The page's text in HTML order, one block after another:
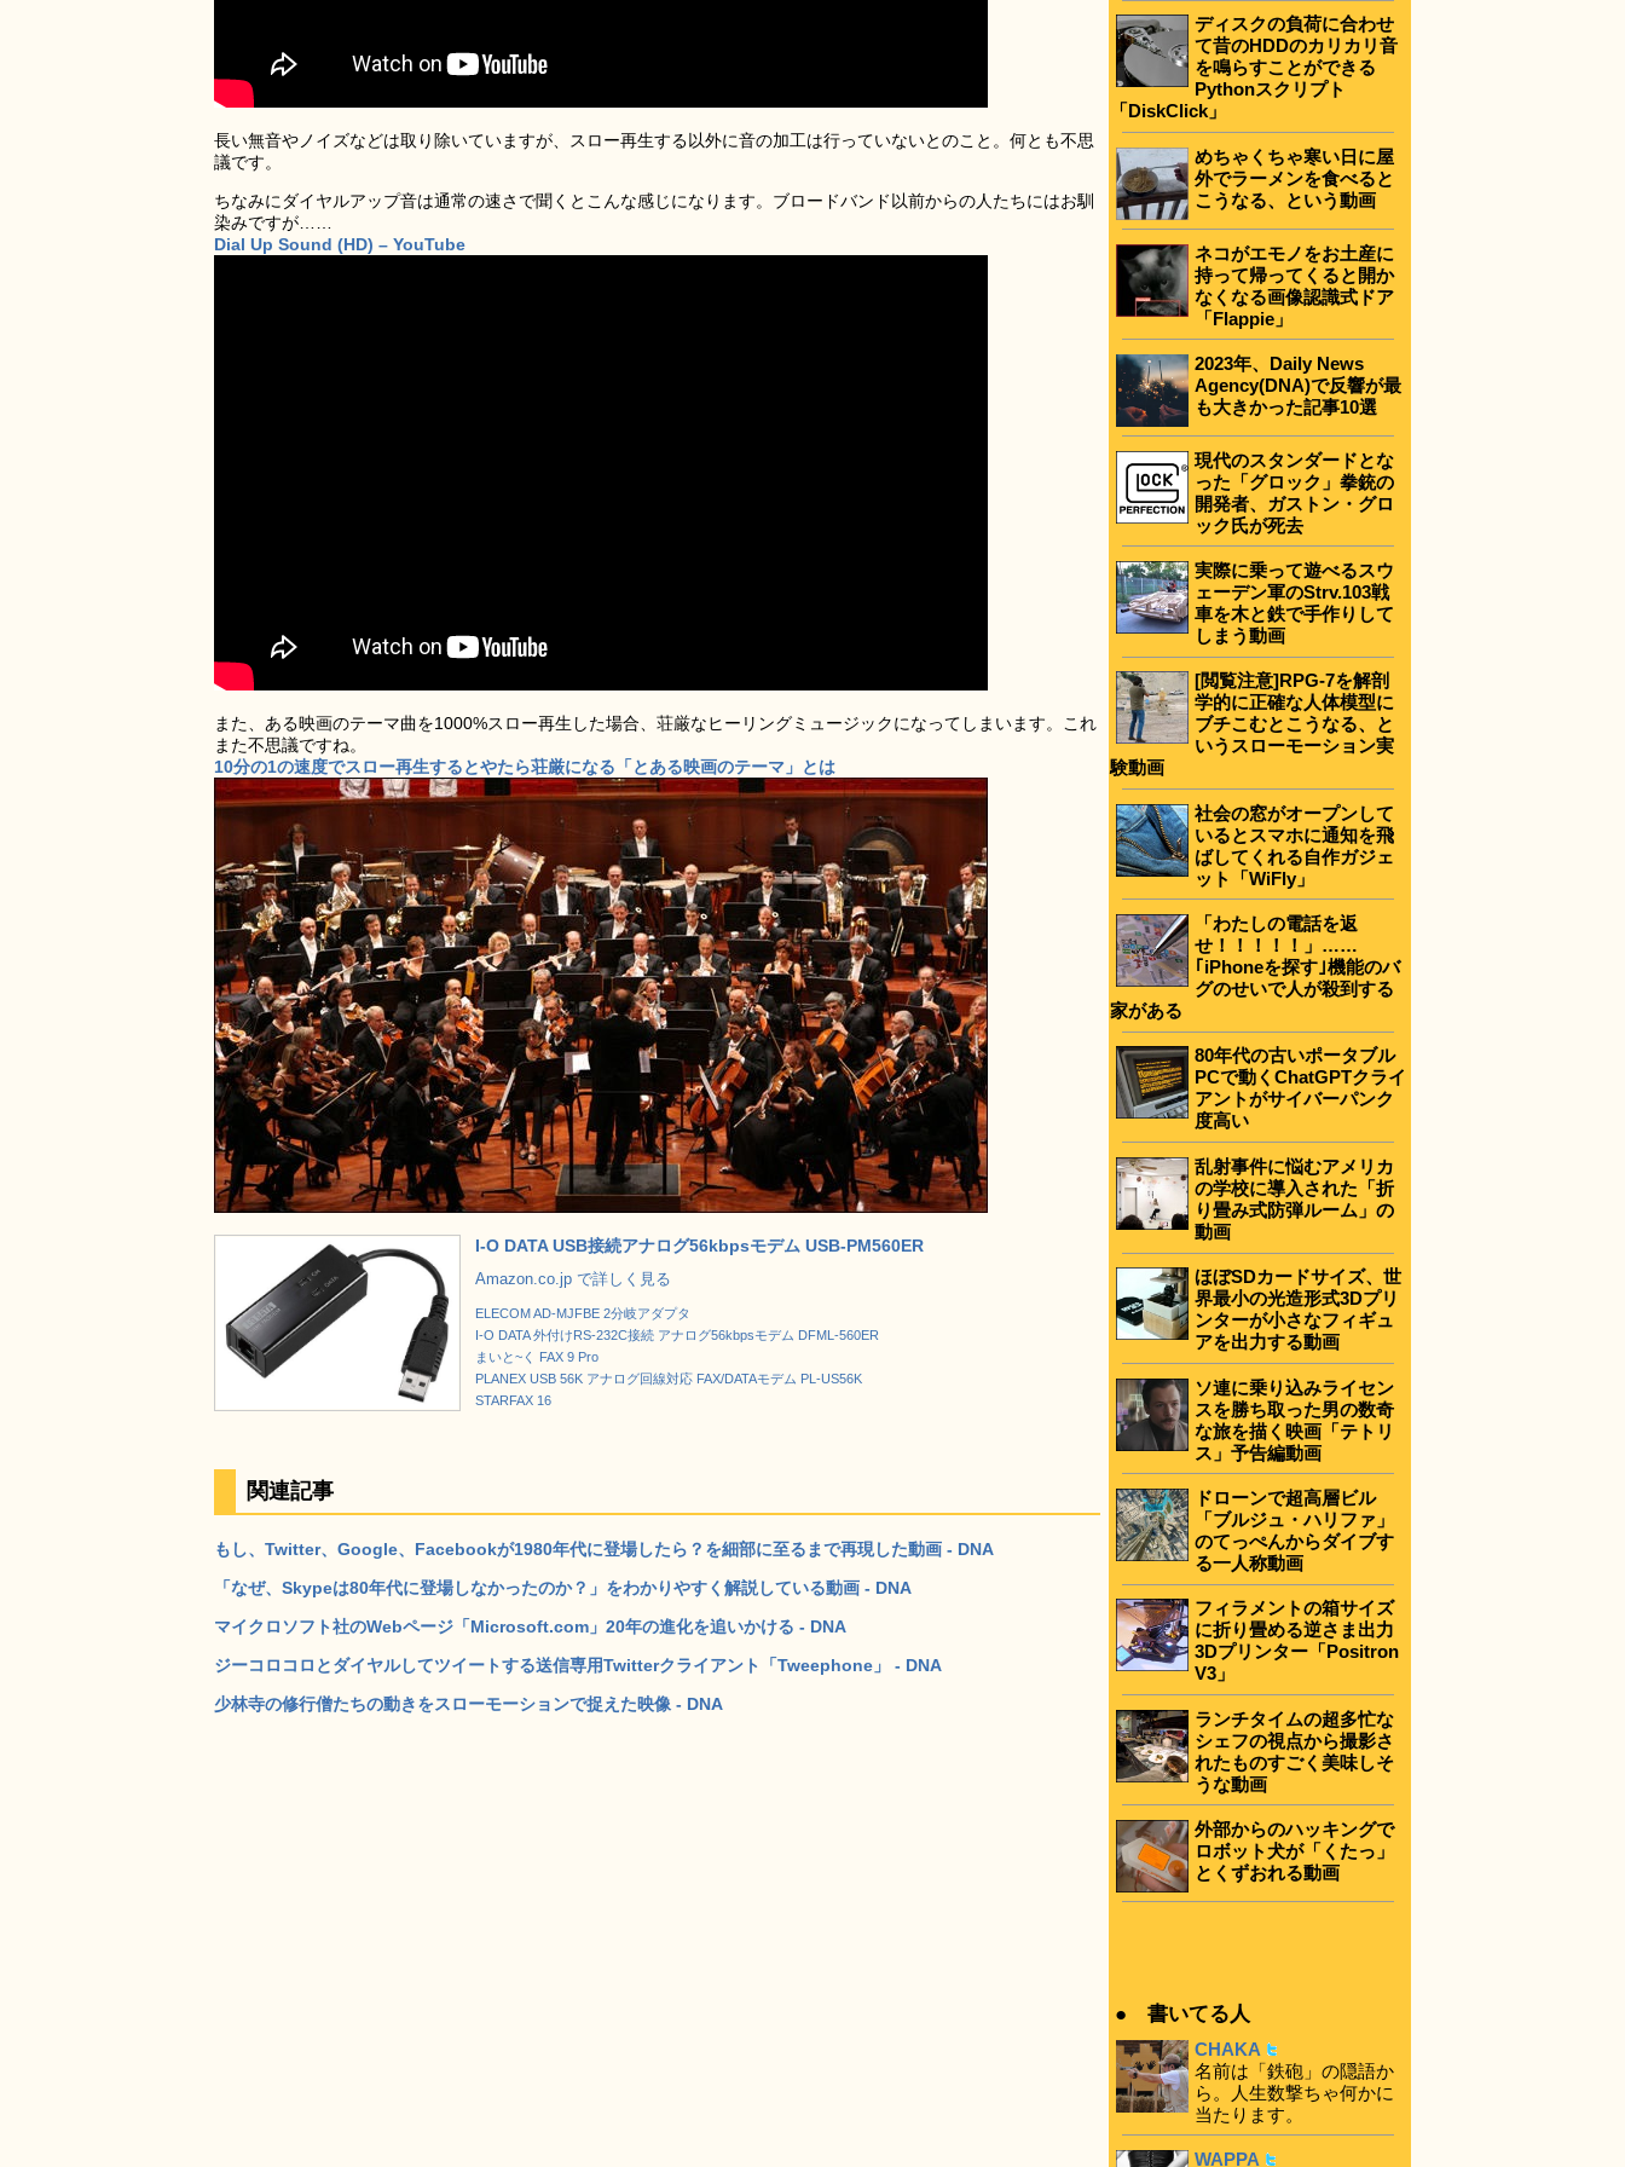
長い無音やノイズなどは取り除いていますが、スロー再生する以外に音の加工は行っていないとのこと。何とも不思
議です。
ちなみにダイヤルアップ音は通常の速さで聞くとこんな感じになります。ブロードバンド以前からの人たちにはお馴
染みですが……
Dial Up Sound (HD) – YouTube
また、ある映画のテーマ曲を1000%スロー再生した場合、荘厳なヒーリングミュージックになってしまいます。これ
また不思議ですね。
10分の1の速度でスロー再生するとやたら荘厳になる「とある映画のテーマ」とは
I-O DATA USB接続アナログ56kbpsモデム USB-PM560ER
Amazon.co.jp で詳しく見る
ELECOM AD-MJFBE 2分岐アダプタ
I-O DATA 外付けRS-232C接続 アナログ56kbpsモデム DFML-560ER
まいと~く FAX 9 Pro
PLANEX USB 56K アナログ回線対応 FAX/DATAモデム PL-US56K
STARFAX 16
関連記事
もし、Twitter、Google、Facebookが1980年代に登場したら？を細部に至るまで再現した動画 - DNA
「なぜ、Skypeは80年代に登場しなかったのか？」をわかりやすく解説している動画 - DNA
マイクロソフト社のWebページ「Microsoft.com」20年の進化を追いかける - DNA
ジーコロコロとダイヤルしてツイートする送信専用Twitterクライアント「Tweephone」 - DNA
少林寺の修行僧たちの動きをスローモーションで捉えた映像 - DNA
ディスクの負荷に合わせ
て昔のHDDのカリカリ音
を鳴らすことができる
Pythonスクリプト
「DiskClick」
めちゃくちゃ寒い日に屋
外でラーメンを食べると
こうなる、という動画
ネコがエモノをお土産に
持って帰ってくると開か
なくなる画像認識式ドア
「Flappie」
2023年、Daily News
Agency(DNA)で反響が最
も大きかった記事10選
現代のスタンダードとな
った「グロック」拳銃の
開発者、ガストン・グロ
ック氏が死去
実際に乗って遊べるスウ
ェーデン軍のStrv.103戦
車を木と鉄で手作りして
しまう動画
[閲覧注意]RPG-7を解剖
学的に正確な人体模型に
ブチこむとこうなる、と
いうスローモーション実
験動画
社会の窓がオープンして
いるとスマホに通知を飛
ばしてくれる自作ガジェ
ット「WiFly」
「わたしの電話を返
せ！！！！！」……
｢iPhoneを探す｣機能のバ
グのせいで人が殺到する
家がある
80年代の古いポータブル
PCで動くChatGPTクライ
アントがサイバーパンク
度高い
乱射事件に悩むアメリカ
の学校に導入された「折
り畳み式防弾ルーム」の
動画
ほぼSDカードサイズ、世
界最小の光造形式3Dプリ
ンターが小さなフィギュ
アを出力する動画
ソ連に乗り込みライセン
スを勝ち取った男の数奇
な旅を描く映画「テトリ
ス」予告編動画
ドローンで超高層ビル
「ブルジュ・ハリファ」
のてっぺんからダイブす
る一人称動画
フィラメントの箱サイズ
に折り畳める逆さま出力
3Dプリンター「Positron
V3」
ランチタイムの超多忙な
シェフの視点から撮影さ
れたものすごく美味しそ
うな動画
外部からのハッキングで
ロボット犬が「くたっ」
とくずおれる動画
● 書いてる人
CHAKA
名前は「鉄砲」の隠語か
ら。人生数撃ちゃ何かに
当たります。
WAPPA